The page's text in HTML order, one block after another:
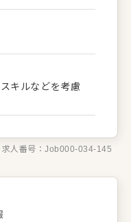
づくりのための
・仕入れや在庫
タッフの教育
ポートしますの
SVといった本部
求人番号：Job000-034-145